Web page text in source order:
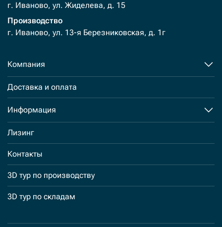
г. Иваново, ул. Жиделева, д. 15
Производство
г. Иваново, ул. 13-я Березниковская, д. 1г
Компания
Доставка и оплата
Информация
Лизинг
Контакты
3D тур по производству
3D тур по складам